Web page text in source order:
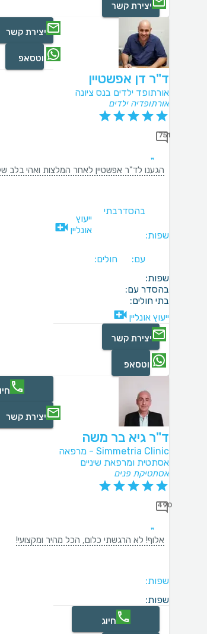
יצירת קשר
ד"ר דן אפשטיין
אורתופד ילדים בנס ציונה
אורתופדיה ילדים
751
הגענו לד"ר אפשטיין לאחר המלצות ואהי בלב
שפות:
בהסדר
עם:
בתי
חולים:
ייעוץ
אונליין
שפות:
בהסדר עם:
בתי חולים:
ייעוץ אונליין
יצירת קשר
ווטסאפ
יצירת קשר
ווטסאפ
ד"ר גיא בר משה
Simmetria Clinic - מרפאה
אסתטית ומרפאת שיניים
אסתטיקת פנים
490
אלוף! לא הרגשתי כלום, הכל מהיר ומקצועי!
שפות:
שפות:
יצירת קשר
חיוג